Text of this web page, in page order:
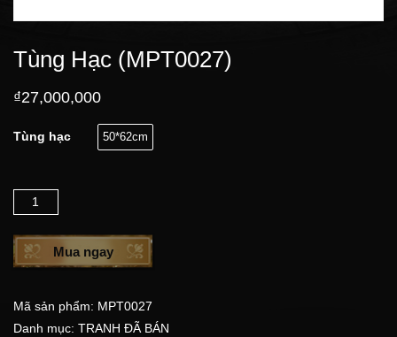
Tùng Hạc (MPT0027)
₫27,000,000
Tùng hạc 50*62cm
Số lượng
Mua ngay
Mã sản phẩm: MPT0027
Danh mục: TRANH ĐÃ BÁN